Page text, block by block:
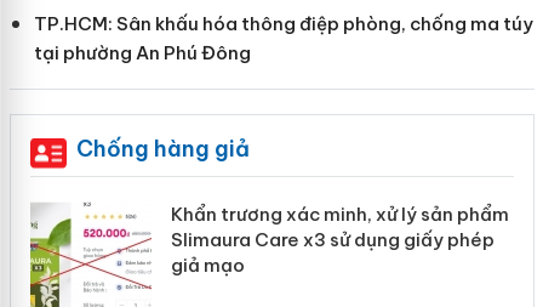
TP.HCM: Sân khấu hóa thông điệp phòng, chống ma túy
tại phường An Phú Đông
Chống hàng giả
Khẩn trương xác minh, xử lý sản phẩm
Slimaura Care x3 sử dụng giấy phép
giả mạo